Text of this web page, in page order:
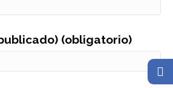
(obligatorio)